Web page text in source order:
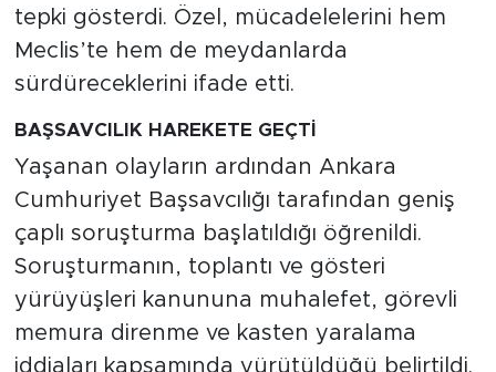
tepki gösterdi. Özel, mücadelelerini hem
Meclis’te hem de meydanlarda
sürdüreceklerini ifade etti.
BAŞSAVCILIK HAREKETE GEÇTİ
Yaşanan olayların ardından Ankara
Cumhuriyet Başsavcılığı tarafından geniş
çaplı soruşturma başlatıldığı öğrenildi.
Soruşturmanın, toplantı ve gösteri
yürüyüşleri kanununa muhalefet, görevli
memura direnme ve kasten yaralama
iddiaları kapsamında yürütüldüğü belirtildi.